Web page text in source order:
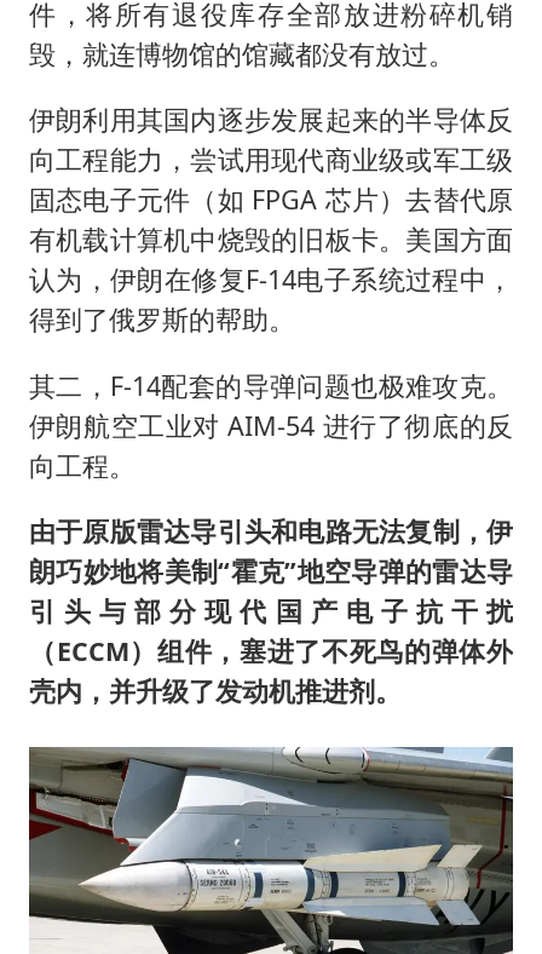
件，将所有退役库存全部放进粉碎机销
毁，就连博物馆的馆藏都没有放过。
伊朗利用其国内逐步发展起来的半导体反
向工程能力，尝试用现代商业级或军工级
固态电子元件（如 FPGA 芯片）去替代原
有机载计算机中烧毁的旧板卡。美国方面
认为，伊朗在修复F-14电子系统过程中，
得到了俄罗斯的帮助。
其二，F-14配套的导弹问题也极难攻克。
伊朗航空工业对 AIM-54 进行了彻底的反
向工程。
由于原版雷达导引头和电路无法复制，伊
朗巧妙地将美制“霍克”地空导弹的雷达导
引头与部分现代国产电子抗干扰
（ECCM）组件，塞进了不死鸟的弹体外
壳内，并升级了发动机推进剂。